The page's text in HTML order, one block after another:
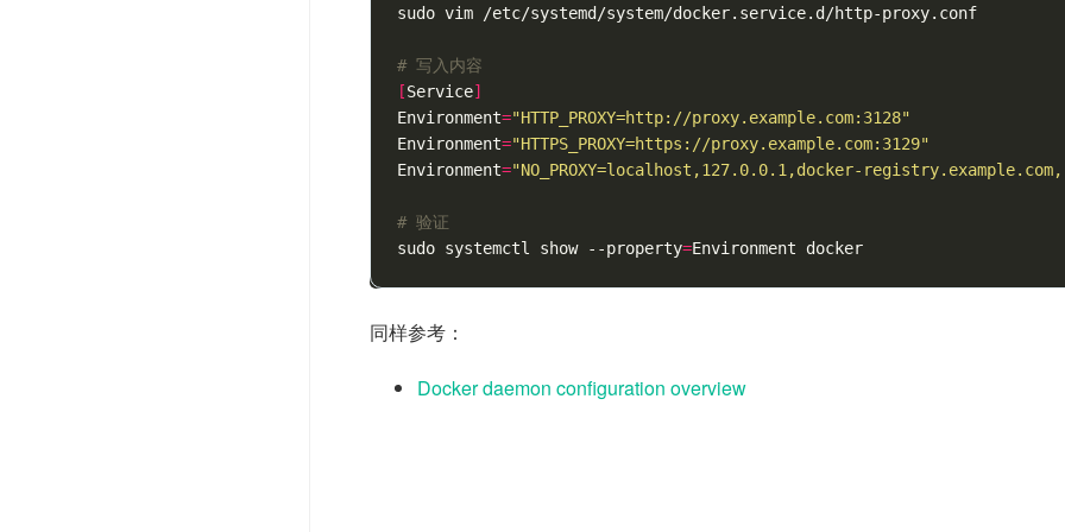
sudo vim /etc/systemd/system/docker.service.d/http-proxy.conf
# 写入内容
[Service]
Environment="HTTP_PROXY=http://proxy.example.com:3128"
Environment="HTTPS_PROXY=https://proxy.example.com:3129"
Environment="NO_PROXY=localhost,127.0.0.1,docker-
# 验证
sudo systemctl show --property=
同样参考：
Docker daemon configuration overview